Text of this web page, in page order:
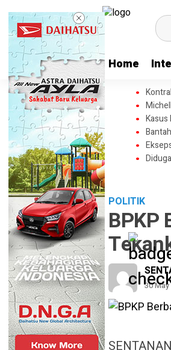
Home
Kasus
POLITIK
BPKP
30 May